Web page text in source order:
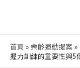
首頁
樂齡運動提案
握力訓練的重要性與5